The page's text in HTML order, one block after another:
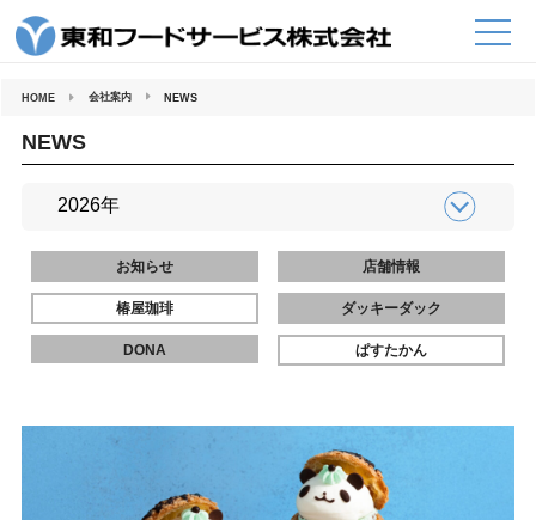
HOME 会社案内 NEWS
NEWS
お知らせ 店舗情報
椿屋珈琲 ダッキーダック
DONA ぱすたかん